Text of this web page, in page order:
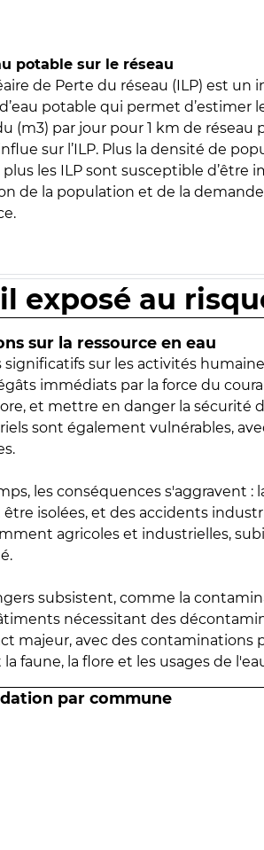
potable sur le réseau
de Perte du réseau (ILP) est un
potable qui permet d’estimer
(m3) par jour pour 1 km de réseau
sur l’ILP. Plus la densité de
les ILP sont susceptible d’être
de la population et de la
exposé au
sur la ressource en eau
sur les activités
immédiats par la force du
et mettre en danger la sécurité
sont également vulnérables,
les conséquences s'aggravent :
isolées, et des accidents
agricoles et industrielles,
subsistent, comme la
nécessitant des
majeur, avec des contaminations
faune, la flore et les usages de
par commune